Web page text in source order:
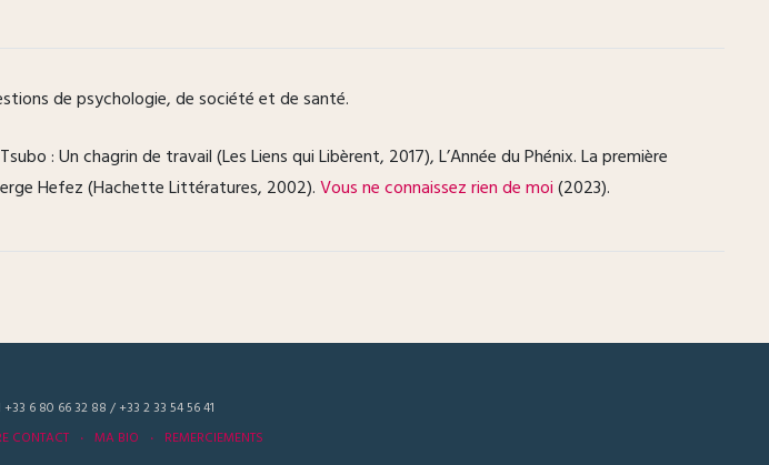
de psychologie, de société et de santé.
: Un chagrin de travail (Les Liens qui Libèrent, 2017), L’Année du Phénix. La première
Hefez (Hachette Littératures, 2002).Vous ne connaissez rien de moi(2023).
6 80 66 32 88 / +33 2 33 54 56 41
CONTACT MA BIO REMERCIEMENTS